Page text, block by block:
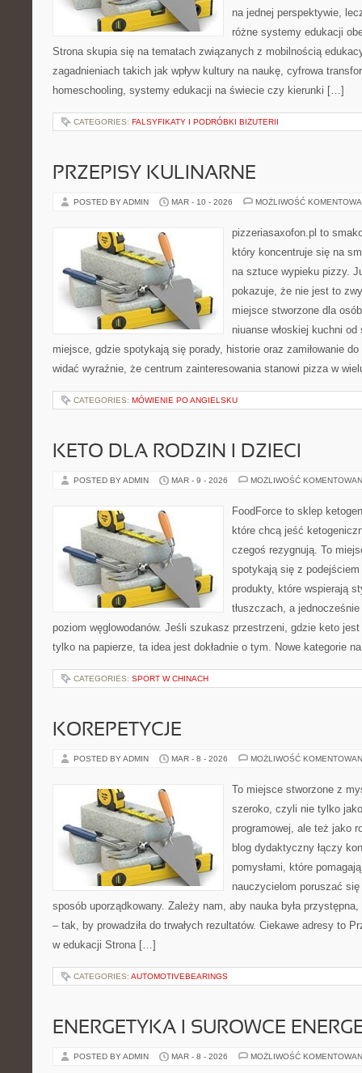
na jednej perspektywie,
różne systemy edukacji
Strona skupia się na tematach związanych z mobilnością
zagadnieniach takich jak wpływ kultury na naukę, cyfrowa
homeschooling, systemy edukacji na świecie czy kierunki […]
CATEGORIES: FALSYFIKATY I PODRÓBKI BIŻUTERII
PRZEPISY KULINARNE
POSTED BY ADMIN MAR - 10 - 2026 MOŻLIWOŚĆ
pizzeriasaxofon.pl to
który koncentruje się na
na sztuce wypieku pizzy.
pokazuje, że nie jest to
miejsce stworzone dla
niuanse włoskiej kuchni
miejsce, gdzie spotykają się porady, historie oraz zamiłowanie
widać wyraźnie, że centrum zainteresowania stanowi pizza w
CATEGORIES: MÓWIENIE PO ANGIELSKU
KETO DLA RODZIN I DZIECI
POSTED BY ADMIN MAR - 9 - 2026 MOŻLIWOŚĆ
FoodForce to sklep
które chcą jeść
czegoś rezygnują. To
spotykają się z
produkty, które wspierają
tłuszczach, a
poziom węglowodanów. Jeśli szukasz przestrzeni, gdzie keto
tylko na papierze, ta idea jest dokładnie o tym. Nowe kategorie
CATEGORIES: SPORT W CHINACH
KOREPETYCJE
POSTED BY ADMIN MAR - 8 - 2026 MOŻLIWOŚĆ
To miejsce stworzone z
szeroko, czyli nie tylko
programowej, ale też jako
blog dydaktyczny łączy
pomysłami, które
nauczycielom poruszać
sposób uporządkowany. Zależy nam, aby nauka była
– tak, by prowadziła do trwałych rezultatów. Ciekawe adresy to
w edukacji Strona […]
CATEGORIES: AUTOMOTIVEBEARINGS
ENERGETYKA I SUROWCE
POSTED BY ADMIN MAR - 8 - 2026 MOŻLIWOŚĆ